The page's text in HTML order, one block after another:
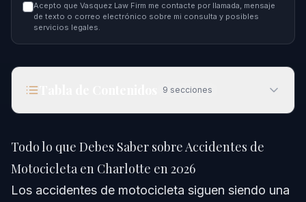
Acepto que Vasquez Law Firm me contacte por llamada, mensaje
de texto o correo electrónico sobre mi consulta y posibles
servicios legales.
9 secciones
Respuesta Rápida
Comprendiendo los Accidentes de Motocicleta
Todo lo que Debes Saber sobre Accidentes de
Motocicleta en Charlotte en 2026
Los accidentes de motocicleta siguen siendo una